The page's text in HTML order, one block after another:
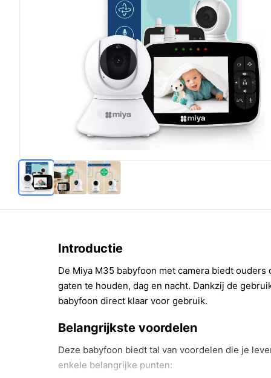
Introductie
De Miya M35 babyfoon met camera biedt
gaten te houden, dag en nacht. Dankzij de
babyfoon direct klaar voor gebruik.
Belangrijkste voordelen
Deze babyfoon biedt tal van voordelen die je
enkele belangrijke punten: